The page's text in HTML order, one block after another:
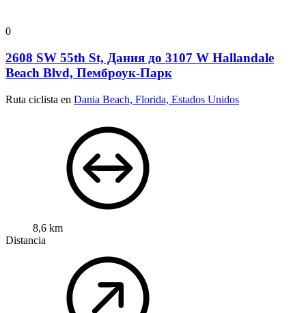
0
2608 SW 55th St, Дания до 3107 W Hallandale
Beach Blvd, Пемброук-Парк
Ruta ciclista en Dania Beach, Florida, Estados Unidos
8,6 km
Distancia